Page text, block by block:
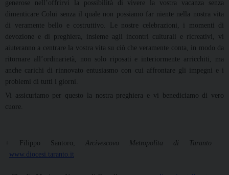
generose nell’offrirvi la possibilità di vivere la vostra vacanza senza
dimenticare Colui senza il quale non possiamo far niente nella nostra vita
di veramente bello e costruttivo. Le nostre celebrazioni, i momenti di
devozione e di preghiera, insieme agli incontri culturali e ricreativi, vi
aiuteranno a centrare la vostra vita su ciò che veramente conta, in modo da
ritornare all’ordinarietà, non solo riposati e interiormente arricchiti, ma
anche carichi di rinnovato entusiasmo con cui affrontare gli impegni e i
problemi di tutti i giorni.
Vi assicuriamo per questo la nostra preghiera e vi benediciamo di vero
cuore.
+ Filippo Santoro, Arcivescovo Metropolita di Taranto
www.diocesi.taranto.it